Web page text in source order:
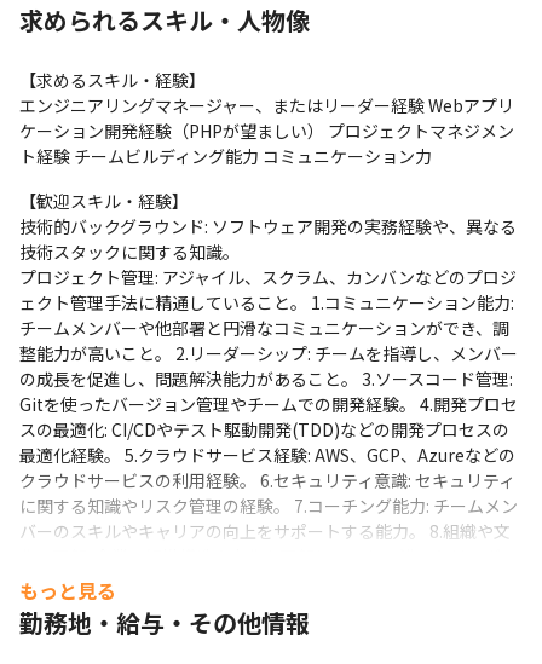
求められるスキル・人物像
【求めるスキル・経験】
エンジニアリングマネージャー、またはリーダー経験 Webアプリ
ケーション開発経験（PHPが望ましい） プロジェクトマネジメン
ト経験 チームビルディング能力 コミュニケーション力
【歓迎スキル・経験】
技術的バックグラウンド: ソフトウェア開発の実務経験や、異なる
技術スタックに関する知識。
プロジェクト管理: アジャイル、スクラム、カンバンなどのプロジ
ェクト管理手法に精通していること。 1.コミュニケーション能力:
チームメンバーや他部署と円滑なコミュニケーションができ、調
整能力が高いこと。 2.リーダーシップ: チームを指導し、メンバー
の成長を促進し、問題解決能力があること。 3.ソースコード管理:
Gitを使ったバージョン管理やチームでの開発経験。 4.開発プロセ
スの最適化: CI/CDやテスト駆動開発(TDD)などの開発プロセスの
最適化経験。 5.クラウドサービス経験: AWS、GCP、Azureなどの
クラウドサービスの利用経験。 6.セキュリティ意識: セキュリティ
に関する知識やリスク管理の経験。 7.コーチング能力: チームメン
バーのスキルやキャリアの向上をサポートする能力。 8.組織や文
シップができること。
【こんな方におすすめ】
もっと見る
勤務地・給与・その他情報